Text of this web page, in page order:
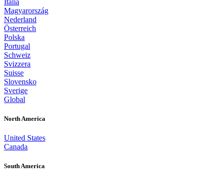
Italia
Magyarország
Nederland
Österreich
Polska
Portugal
Schweiz
Svizzera
Suisse
Slovensko
Sverige
Global
North America
United States
Canada
South America